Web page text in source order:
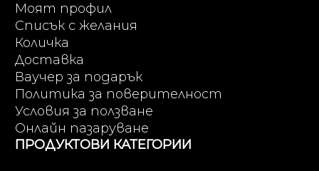
Моят профил
Списък с желания
Количка
Доставка
Ваучер за подарък
Политика за поверителност
Условия за ползване
Онлайн пазаруване
ПРОДУКТОВИ КАТЕГОРИИ